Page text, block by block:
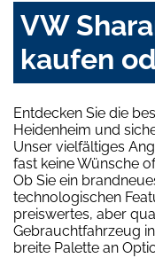
VW
kaufen
Entdecken Sie die
Heidenheim und
Unser vielfältiges
fast keine Wünsche
Ob Sie ein
technologischen
preiswertes, aber
Gebrauchtfahrzeug
breite Palette an